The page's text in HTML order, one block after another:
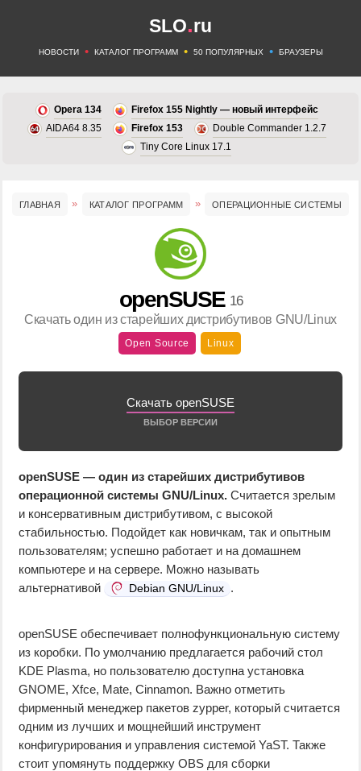
SLO.ru
НОВОСТИ • КАТАЛОГ ПРОГРАММ • 50 ПОПУЛЯРНЫХ • БРАУЗЕРЫ
Opera 134
Firefox 155 Nightly — новый интерфейс
AIDA64 8.35
Firefox 153
Double Commander 1.2.7
Tiny Core Linux 17.1
ГЛАВНАЯ КАТАЛОГ ПРОГРАММ ОПЕРАЦИОННЫЕ СИСТЕМЫ
openSUSE 16
Скачать один из старейших дистрибутивов GNU/Linux
Open Source Linux
Скачать openSUSE
ВЫБОР ВЕРСИИ
openSUSE — один из старейших дистрибутивов
операционной системы GNU/Linux. Считается зрелым
и консервативным дистрибутивом, с высокой
стабильностью. Подойдет как новичкам, так и опытным
пользователям; успешно работает и на домашнем
компьютере и на сервере. Можно называть
альтернативой
Debian GNU/Linux .
openSUSE обеспечивает полнофункциональную систему
из коробки. По умолчанию предлагается рабочий стол
KDE Plasma, но пользователю доступна установка
GNOME, Xfce, Mate, Cinnamon. Важно отметить
фирменный менеджер пакетов zypper, который считается
одним из лучших и мощнейший инструмент
конфигурирования и управления системой YaST. Также
стоит упомянуть поддержку OBS для сборки